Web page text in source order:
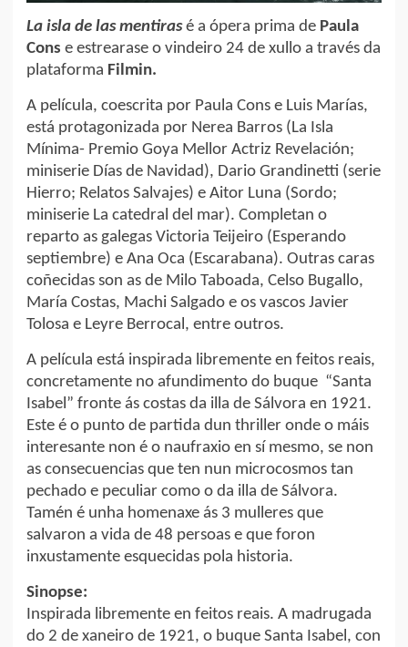
La isla de las mentirasé a ópera prima de Paula
Cons e estrearase o vindeiro 24 de xullo a través da
plataforma Filmin.
A película, coescrita por Paula Cons e Luis Marías,
está protagonizada por Nerea Barros (La Isla
Mínima- Premio Goya Mellor Actriz Revelación;
miniserie Días de Navidad), Dario Grandinetti (serie
Hierro; Relatos Salvajes) e Aitor Luna (Sordo;
miniserie La catedral del mar). Completan o
reparto as galegas Victoria Teijeiro (Esperando
septiembre) e Ana Oca (Escarabana). Outras caras
coñecidas son as de Milo Taboada, Celso Bugallo,
María Costas, Machi Salgado e os vascos Javier
Tolosa e Leyre Berrocal, entre outros.
A película está inspirada libremente en feitos reais,
concretamente no afundimento do buque “Santa
Isabel” fronte ás costas da illa de Sálvora en 1921.
Este é o punto de partida dun thriller onde o máis
interesante non é o naufraxio en sí mesmo, se non
as consecuencias que ten nun microcosmos tan
pechado e peculiar como o da illa de Sálvora.
Tamén é unha homenaxe ás 3 mulleres que
salvaron a vida de 48 persoas e que foron
inxustamente esquecidas pola historia.
Sinopse:
Inspirada libremente en feitos reais. A madrugada
do 2 de xaneiro de 1921, o buque Santa Isabel, con